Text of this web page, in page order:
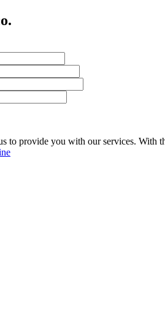
to provide you with our services. With